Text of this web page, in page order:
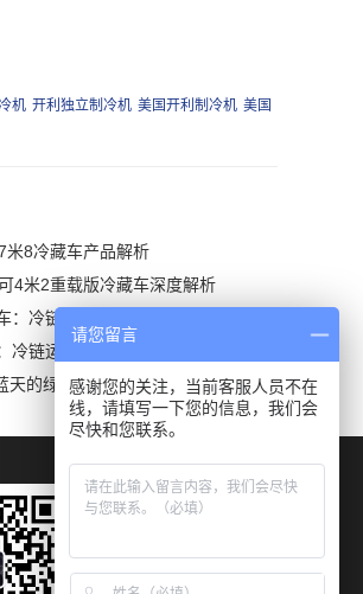
机 开利独立制冷机 美国开利制冷机 美国
米8冷藏车产品解析
4米2重载版冷藏车深度解析
：冷链运输新利器
冷链运输新典范
天的绿色使者
请您留言
感谢您的关注，当前客服人员不在
线，请填写一下您的信息，我们会
尽快和您联系。